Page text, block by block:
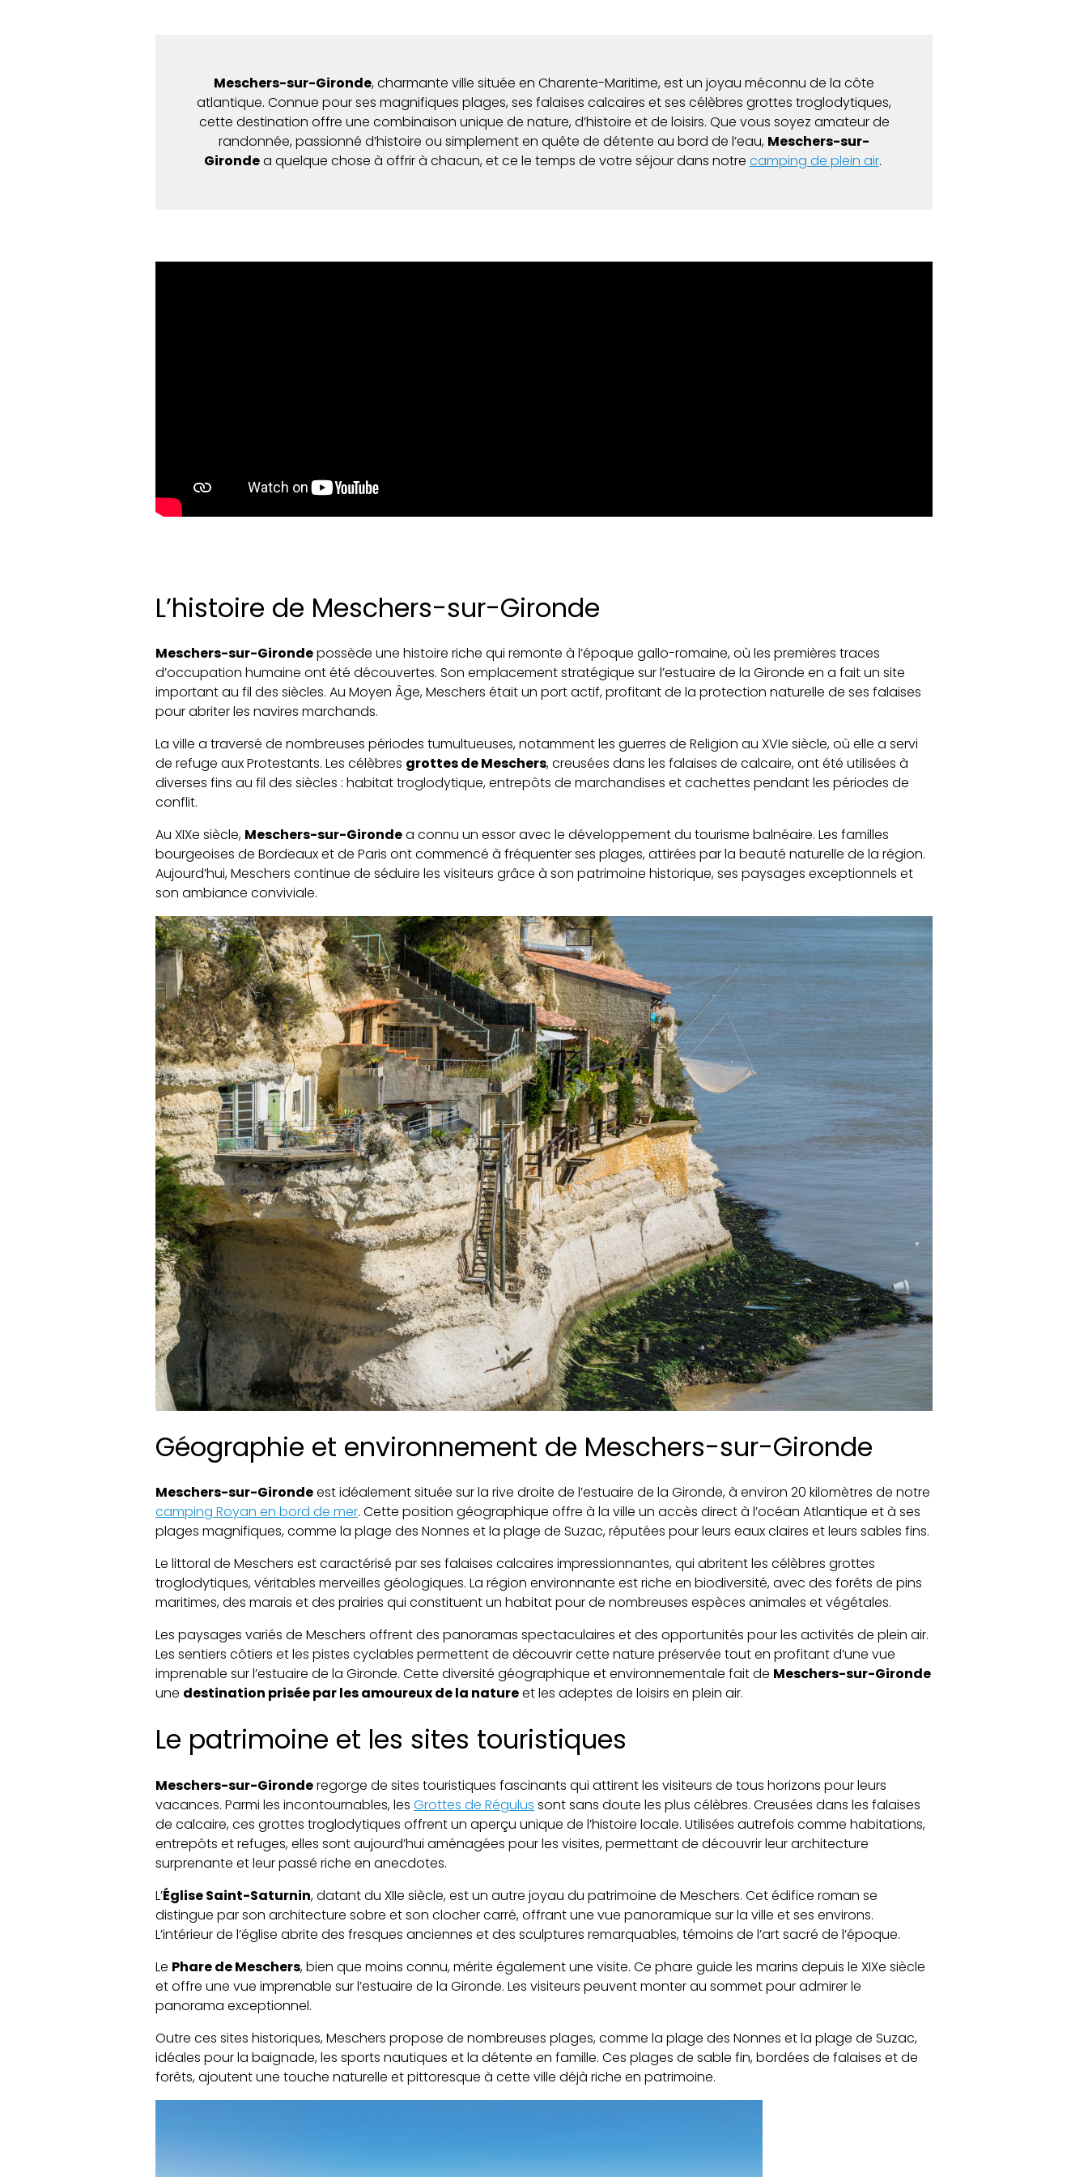
Meschers-sur-Gironde, charmante ville située en Charente-Maritime, est un joyau méconnu de la côte
atlantique. Connue pour ses magnifiques plages, ses falaises calcaires et ses célèbres grottes troglodytiques,
cette destination offre une combinaison unique de nature, d’histoire et de loisirs. Que vous soyez amateur de
randonnée, passionné d’histoire ou simplement en quête de détente au bord de l’eau, Meschers-sur-
Girondea quelque chose à offrir à chacun, et ce le temps de votre séjour dans notre camping de plein air.
L’histoire de Meschers-sur-Gironde
Meschers-sur-Girondepossède une histoire riche qui remonte à l’époque gallo-romaine, où les premières traces
d’occupation humaine ont été découvertes. Son emplacement stratégique sur l’estuaire de la Gironde en a fait un site
important au fil des siècles. Au Moyen Âge, Meschers était un port actif, profitant de la protection naturelle de ses falaises
pour abriter les navires marchands.
La ville a traversé de nombreuses périodes tumultueuses, notamment les guerres de Religion au XVIe siècle, où elle a servi
de refuge aux Protestants. Les célèbres grottes de Meschers, creusées dans les falaises de calcaire, ont été utilisées à
diverses fins au fil des siècles : habitat troglodytique, entrepôts de marchandises et cachettes pendant les périodes de
conflit.
Au XIXe siècle, Meschers-sur-Girondea connu un essor avec le développement du tourisme balnéaire. Les familles
bourgeoises de Bordeaux et de Paris ont commencé à fréquenter ses plages, attirées par la beauté naturelle de la région.
Aujourd’hui, Meschers continue de séduire les visiteurs grâce à son patrimoine historique, ses paysages exceptionnels et
son ambiance conviviale.
Géographie et environnement de Meschers-sur-Gironde
Meschers-sur-Girondeest idéalement située sur la rive droite de l’estuaire de la Gironde, à environ 20 kilomètres de notre
camping Royan en bord de mer. Cette position géographique offre à la ville un accès direct à l’océan Atlantique et à ses
plages magnifiques, comme la plage des Nonnes et la plage de Suzac, réputées pour leurs eaux claires et leurs sables fins.
Le littoral de Meschers est caractérisé par ses falaises calcaires impressionnantes, qui abritent les célèbres grottes
troglodytiques, véritables merveilles géologiques. La région environnante est riche en biodiversité, avec des forêts de pins
maritimes, des marais et des prairies qui constituent un habitat pour de nombreuses espèces animales et végétales.
Les paysages variés de Meschers offrent des panoramas spectaculaires et des opportunités pour les activités de plein air.
Les sentiers côtiers et les pistes cyclables permettent de découvrir cette nature préservée tout en profitant d’une vue
imprenable sur l’estuaire de la Gironde. Cette diversité géographique et environnementale fait de Meschers-sur-Gironde
une destination prisée par les amoureux de la natureet les adeptes de loisirs en plein air.
Le patrimoine et les sites touristiques
Meschers-sur-Gironderegorge de sites touristiques fascinants qui attirent les visiteurs de tous horizons pour leurs
vacances. Parmi les incontournables, les Grottes de Régulus sont sans doute les plus célèbres. Creusées dans les falaises
de calcaire, ces grottes troglodytiques offrent un aperçu unique de l’histoire locale. Utilisées autrefois comme habitations,
entrepôts et refuges, elles sont aujourd’hui aménagées pour les visites, permettant de découvrir leur architecture
surprenante et leur passé riche en anecdotes.
L’Église Saint-Saturnin, datant du XIIe siècle, est un autre joyau du patrimoine de Meschers. Cet édifice roman se
distingue par son architecture sobre et son clocher carré, offrant une vue panoramique sur la ville et ses environs.
L’intérieur de l’église abrite des fresques anciennes et des sculptures remarquables, témoins de l’art sacré de l’époque.
Le Phare de Meschers, bien que moins connu, mérite également une visite. Ce phare guide les marins depuis le XIXe siècle
et offre une vue imprenable sur l’estuaire de la Gironde. Les visiteurs peuvent monter au sommet pour admirer le
panorama exceptionnel.
Outre ces sites historiques, Meschers propose de nombreuses plages, comme la plage des Nonnes et la plage de Suzac,
idéales pour la baignade, les sports nautiques et la détente en famille. Ces plages de sable fin, bordées de falaises et de
forêts, ajoutent une touche naturelle et pittoresque à cette ville déjà riche en patrimoine.